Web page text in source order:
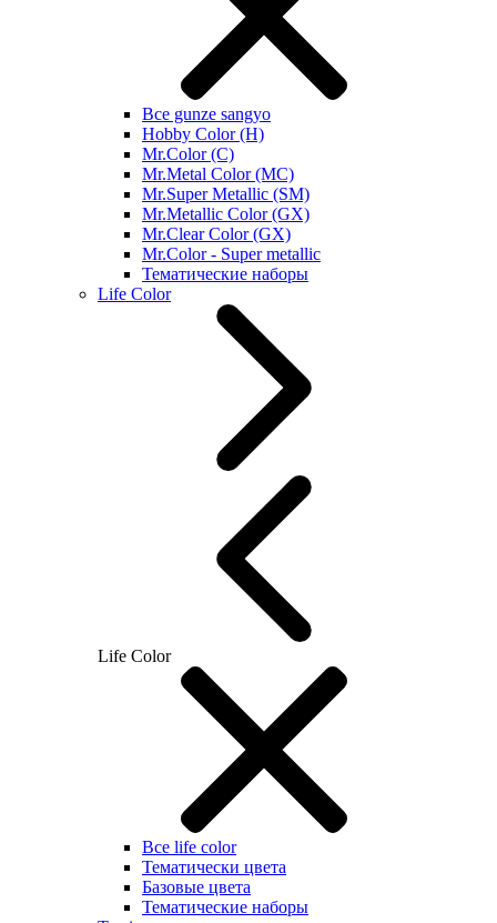
Все gunze sangyo
Hobby Color (H)
Mr.Color (C)
Mr.Metal Color (MC)
Mr.Super Metallic (SM)
Mr.Metallic Color (GX)
Mr.Clear Color (GX)
Mr.Color - Super metallic
Тематические наборы
Life Color
Life Color
Все life color
Тематически цвета
Базовые цвета
Тематические наборы